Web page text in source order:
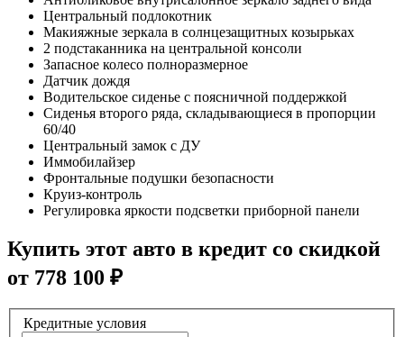
Центральный подлокотник
Макияжные зеркала в солнцезащитных козырьках
2 подстаканника на центральной консоли
Запасное колесо полноразмерное
Датчик дождя
Водительское сиденье с поясничной поддержкой
Сиденья второго ряда, складывающиеся в пропорции
60/40
Центральный замок с ДУ
Иммобилайзер
Фронтальные подушки безопасности
Круиз-контроль
Регулировка яркости подсветки приборной панели
Купить этот авто в кредит со скидкой
от 778 100 ₽
Кредитные условия